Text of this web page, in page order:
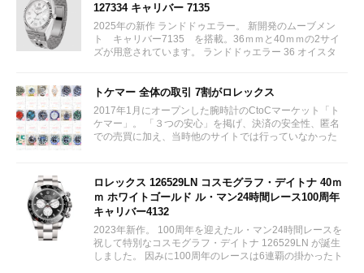
127334 キャリバー 7135
2025年の新作 ランドドゥエラー。 新開発のムーブメン
ト キャリバー7135 を搭載。36ｍｍと40ｍｍの2サイ
ズが用意されています。 ランドドゥエラー 36 オイスタ
トケマー 全体の取引 7割がロレックス
2017年1月にオープンした腕時計のCtoCマーケット「ト
ケマー」。 「３つの安心」を掲げ、決済の安全性、匿名
での売買に加え、当時他のサイトでは行っていなかった
ロレックス 126529LN コスモグラフ・デイトナ 40ｍ
ｍ ホワイトゴールド ル・マン24時間レース100周年
キャリバー4132
2023年新作。 100周年を迎えたル・マン24時間レースを
祝して特別なコスモグラフ・デイトナ 126529LN が誕生
しました。 因みに100周年のレースは6連覇の掛かったト